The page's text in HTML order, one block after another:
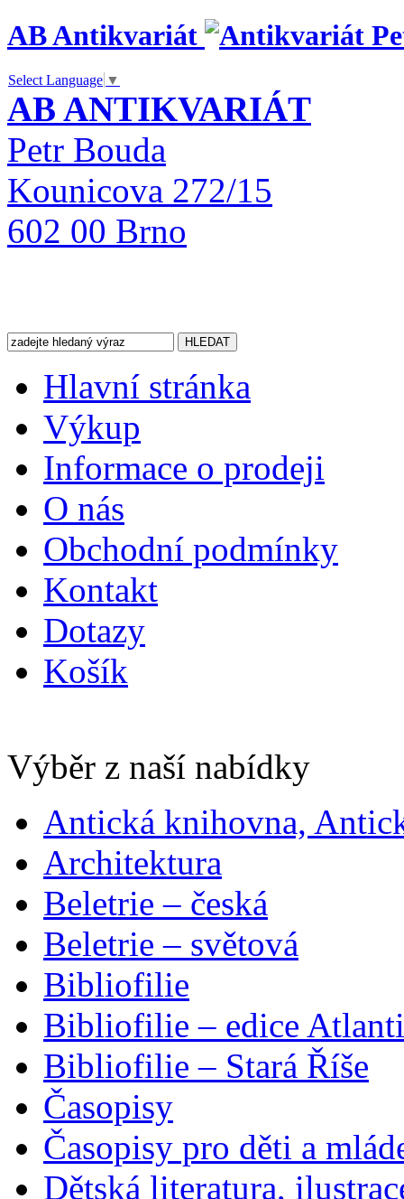
AB Antikvariát
Select Language ▼
AB ANTIKVARIÁT
Petr Bouda
Kounicova 272/15
602 00 Brno
Hlavní stránka
Výkup
Informace o prodeji
O nás
Obchodní podmínky
Kontakt
Dotazy
Košík
Výběr z naší nabídky
Antická knihovna,
Architektura
Beletrie – česká
Beletrie – světová
Bibliofilie
Bibliofilie – edice
Bibliofilie – Stará Říše
Časopisy
Časopisy pro děti a
Dětská literatura,